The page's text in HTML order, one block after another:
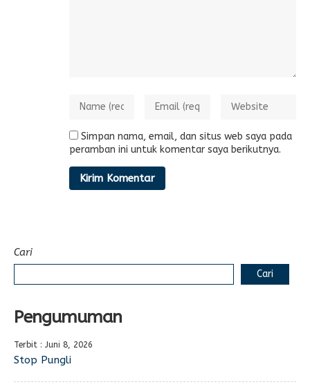
Simpan nama, email, dan situs web saya pada
peramban ini untuk komentar saya berikutnya.
Cari
Cari
Pengumuman
Terbit : Juni 8, 2026
Stop Pungli